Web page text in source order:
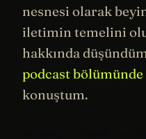
nesnesi olarak
iletimin temelini
hakkında
podcast bölümünde
konuştum.